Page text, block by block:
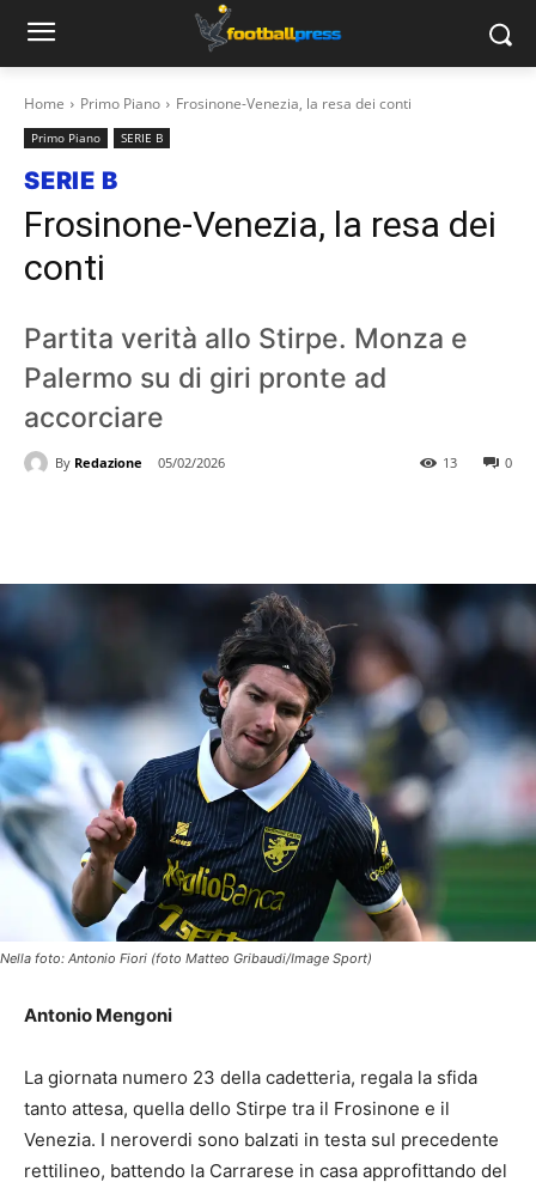
Home Primo Piano Frosinone-Venezia, la resa dei conti
Primo Piano SERIE B
SERIE B
Frosinone-Venezia, la resa dei
conti
Partita verità allo Stirpe. Monza e
Palermo su di giri pronte ad
accorciare
By Redazione 05/02/2026 0
13
Nella foto: Antonio Fiori (foto Matteo Gribaudi/Image Sport)
Antonio Mengoni
La giornata numero 23 della cadetteria, regala la sfida
tanto attesa, quella dello Stirpe tra il Frosinone e il
Venezia. I neroverdi sono balzati in testa sul precedente
rettilineo, battendo la Carrarese in casa approfittando del